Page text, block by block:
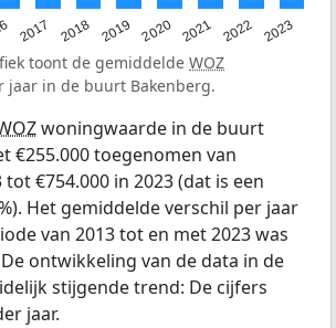
2017 2018 2019 2020 2021 2022 2023
toont de gemiddelde WOZ
jaar in de buurt Bakenberg.
woningwaarde in de buurt
€255.000 toegenomen van
tot €754.000 in 2023 (dat is een
Het gemiddelde verschil per jaar
van 2013 tot en met 2023 was
De ontwikkeling van de data in de
stijgende trend: De cijfers
jaar.